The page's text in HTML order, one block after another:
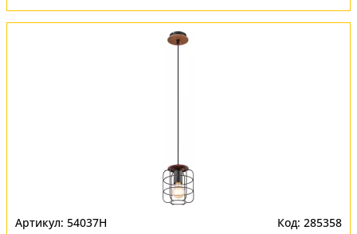
54037H 285358